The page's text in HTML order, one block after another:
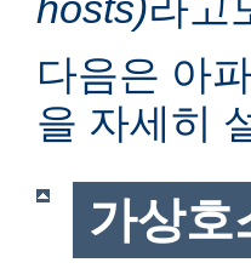
다음은 아
을 자세히
가상호